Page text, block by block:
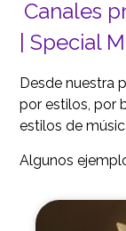
Canales
| Special
Desde nuestra
por estilos, por
estilos de
Algunos